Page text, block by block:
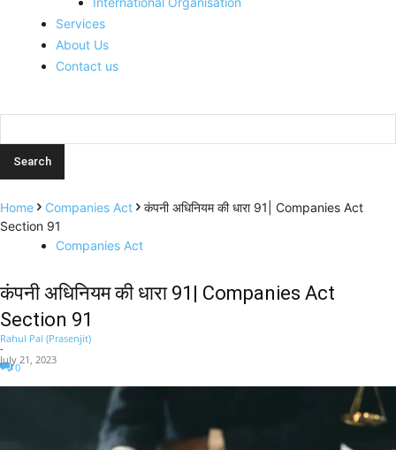
Services
About Us
Contact us
Home Companies Act
कंपनी अधिनियम की धारा 91| Companies Act
Section 91
Companies Act
कंपनी अधिनियम की धारा 91| Companies Act
Section 91
Rahul Pal (Prasenjit)
-
July 21, 2023
0